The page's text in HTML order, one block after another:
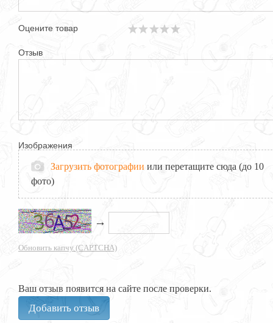
Оцените товар
Отзыв
Изображения
Загрузить фотографии или перетащите сюда (до 10
фото)
→
Обновить капчу (CAPTCHA)
Ваш отзыв появится на сайте после проверки.